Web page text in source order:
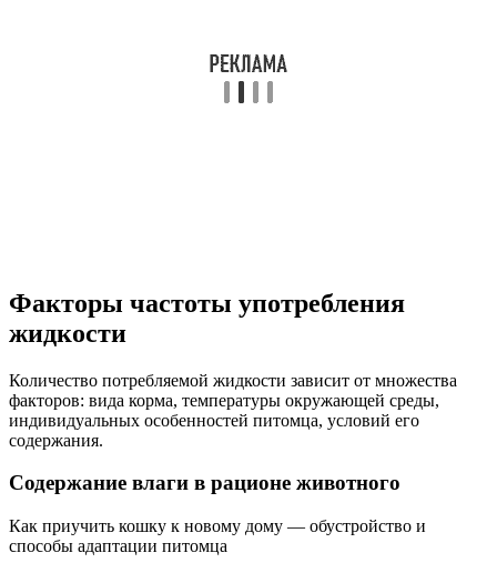
Факторы частоты употребления
жидкости
Количество потребляемой жидкости зависит от множества
факторов: вида корма, температуры окружающей среды,
индивидуальных особенностей питомца, условий его
содержания.
Содержание влаги в рационе животного
Как приучить кошку к новому дому — обустройство и
способы адаптации питомца